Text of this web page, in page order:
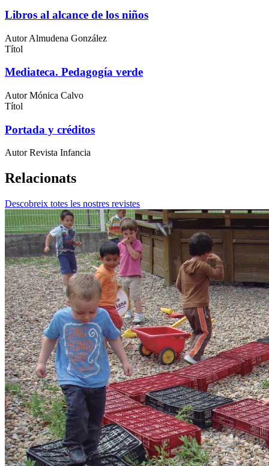
Libros al alcance de los niños
Autor Almudena González
Títol
Mediateca. Pedagogía verde
Autor Mónica Calvo
Títol
Portada y créditos
Autor Revista Infancia
Relacionats
Descobreix totes les nostres revistes